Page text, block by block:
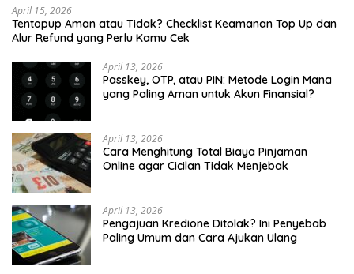
April 15, 2026
Tentopup Aman atau Tidak? Checklist Keamanan Top Up dan
Alur Refund yang Perlu Kamu Cek
April 13, 2026
Passkey, OTP, atau PIN: Metode Login Mana
yang Paling Aman untuk Akun Finansial?
April 13, 2026
Cara Menghitung Total Biaya Pinjaman
Online agar Cicilan Tidak Menjebak
April 13, 2026
Pengajuan Kredione Ditolak? Ini Penyebab
Paling Umum dan Cara Ajukan Ulang